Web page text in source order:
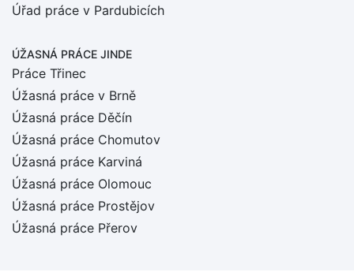
Úřad práce v Pardubicích
ÚŽASNÁ PRÁCE JINDE
Práce Třinec
Úžasná práce v Brně
Úžasná práce Děčín
Úžasná práce Chomutov
Úžasná práce Karviná
Úžasná práce Olomouc
Úžasná práce Prostějov
Úžasná práce Přerov